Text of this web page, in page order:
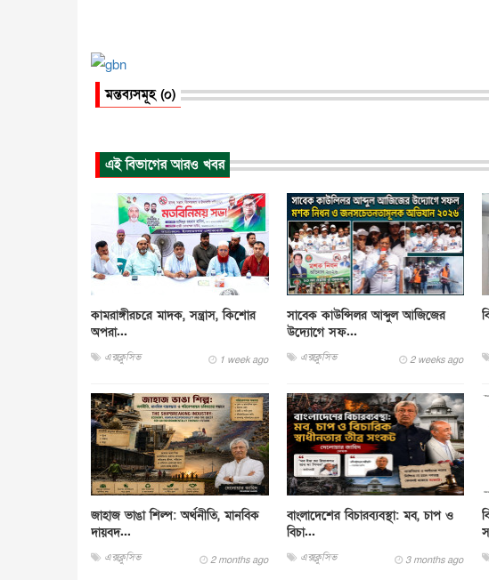
মন্তব্যসমূহ (০)
এই বিভাগের আরও খবর
কামরাঙ্গীরচরে মাদক, সন্ত্রাস, কিশোর
অপরা...
এক্সক্লুসিভ 1 week ago
সাবেক কাউন্সিলর আব্দুল আজিজের
উদ্যোগে সফ...
এক্সক্লুসিভ 2 weeks ago
জাহাজ ভাঙা শিল্প: অর্থনীতি, মানবিক
দায়বদ...
এক্সক্লুসিভ 2 months ago
বাংলাদেশের বিচারব্যবস্থা: মব, চাপ ও
বিচা...
এক্সক্লুসিভ 3 months ago